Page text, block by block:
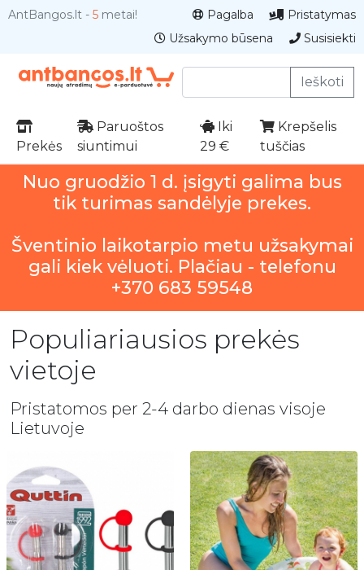
AntBangos.lt - 5 metai! Pagalba
Pristatymas
Užsakymo būsena
Susisiekti
Ieškoti
Prekės
Paruoštos
siuntimui
Iki
29 €
Krepšelis
tuščias
Nuo gruodžio 1 d. įsigyti galima bus
tik turimas sandėlyje prekes.
Šventinio laikotarpio metu užsakymai
gali kiek vėluoti. Plačiau - telefonu
+370 683 59548
Populiariausios prekės
vietoje
Pristatomos per 2-4 darbo dienas visoje
Lietuvoje